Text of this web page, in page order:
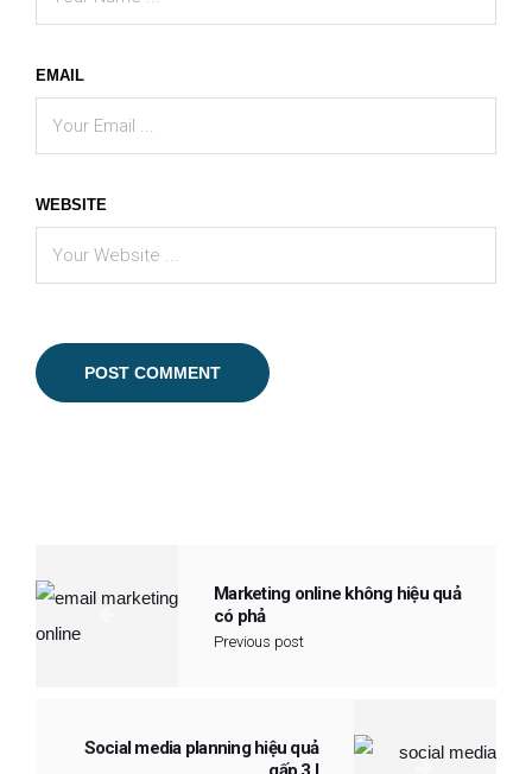
EMAIL
WEBSITE
Marketing online không hiệu quả
có phả
Previous post
Social media planning hiệu quả